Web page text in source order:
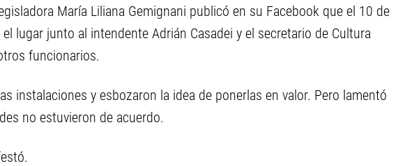
María Liliana Gemignani publicó en su Facebook que el 10 de
lugar junto al intendente Adrián Casadei y el secretario de Cultura
funcionarios.
instalaciones y esbozaron la idea de ponerlas en valor. Pero lamentó
no estuvieron de acuerdo.